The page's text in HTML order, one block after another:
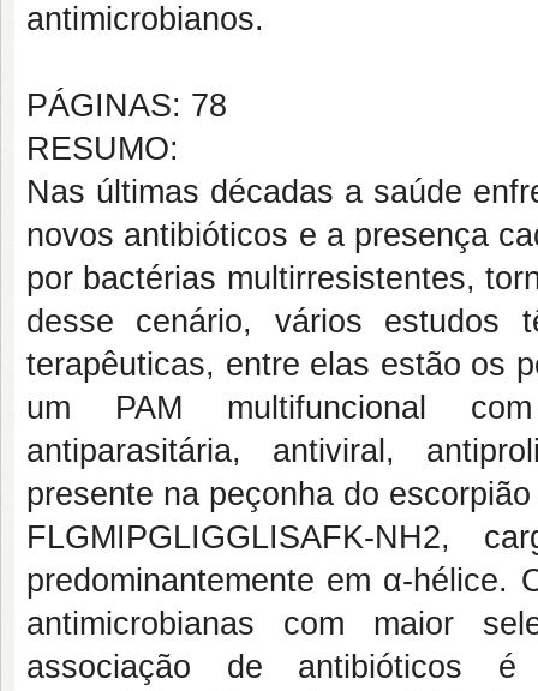
antimicrobianos.
PÁGINAS: 78
RESUMO:
Nas últimas décadas a saúde
novos antibióticos e a presença
por bactérias multirresistentes,
desse cenário, vários estudos
terapêuticas, entre elas estão os
um PAM multifuncional com
antiparasitária, antiviral,
presente na peçonha do
FLGMIPGLIGGLISAFK-NH2,
predominantemente em α-
antimicrobianas com maior
associação de antibióticos